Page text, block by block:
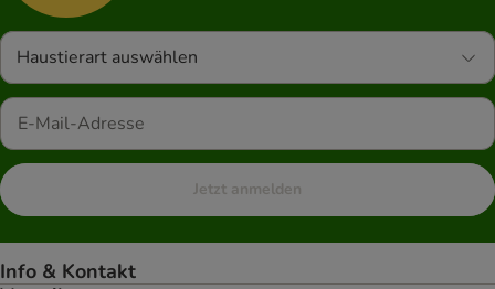
Haustierart auswählen
Jetzt anmelden
Info & Kontakt